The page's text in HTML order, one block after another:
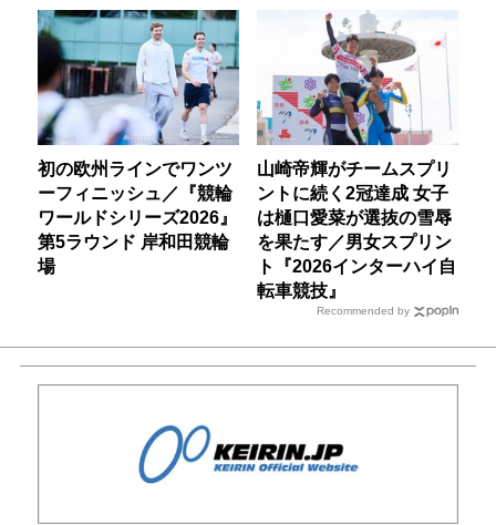
初の欧州ラインでワンツ
ーフィニッシュ／『競輪
ワールドシリーズ2026』
第5ラウンド 岸和田競輪
場
山崎帝輝がチームスプリ
ントに続く2冠達成 女子
は樋口愛菜が選抜の雪辱
を果たす／男女スプリン
ト『2026インターハイ自
転車競技』
Recommended by